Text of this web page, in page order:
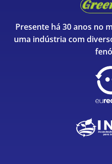
Presente há 30 anos no
uma indústria com